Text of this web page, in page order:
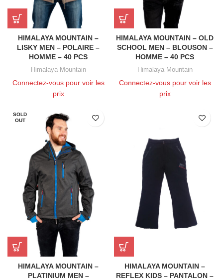
HIMALAYA MOUNTAIN –
LISKY MEN – POLAIRE –
HOMME – 40 PCS
Himalaya Mountain
Connectez-vous pour voir les
prix
HIMALAYA MOUNTAIN – OLD
SCHOOL MEN – BLOUSON –
HOMME – 40 PCS
Himalaya Mountain
Connectez-vous pour voir les
prix
SOLD
OUT
HIMALAYA MOUNTAIN –
PLATINIUM MEN –
HIMALAYA MOUNTAIN –
REFLEX KIDS – PANTALON –